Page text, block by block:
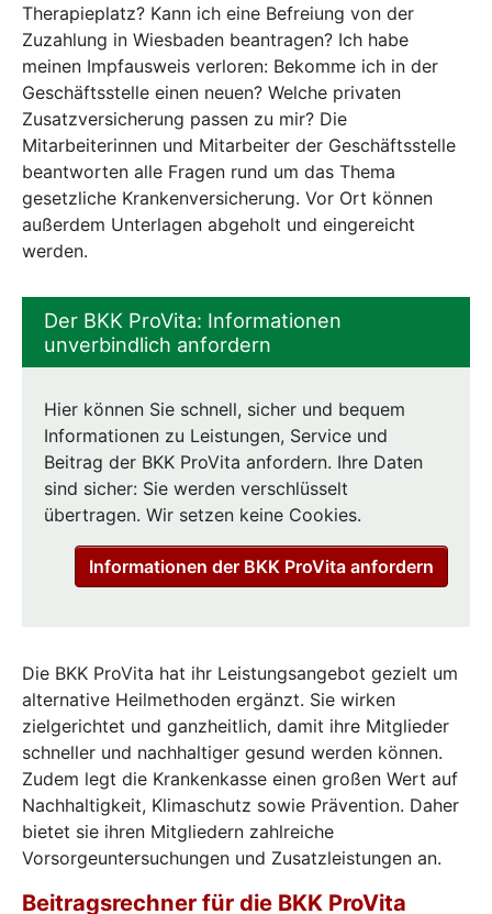
Therapieplatz? Kann ich eine Befreiung von der
Zuzahlung in Wiesbaden beantragen? Ich habe
meinen Impfausweis verloren: Bekomme ich in der
Geschäftsstelle einen neuen? Welche privaten
Zusatzversicherung passen zu mir? Die
Mitarbeiterinnen und Mitarbeiter der Geschäftsstelle
beantworten alle Fragen rund um das Thema
gesetzliche Krankenversicherung. Vor Ort können
außerdem Unterlagen abgeholt und eingereicht
werden.
Der BKK ProVita: Informationen
unverbindlich anfordern
Hier können Sie schnell, sicher und bequem
Informationen zu Leistungen, Service und
Beitrag der BKK ProVita anfordern. Ihre Daten
sind sicher: Sie werden verschlüsselt
übertragen. Wir setzen keine Cookies.
Informationen der BKK ProVita anfordern
Die BKK ProVita hat ihr Leistungsangebot gezielt um
alternative Heilmethoden ergänzt. Sie wirken
zielgerichtet und ganzheitlich, damit ihre Mitglieder
schneller und nachhaltiger gesund werden können.
Zudem legt die Krankenkasse einen großen Wert auf
Nachhaltigkeit, Klimaschutz sowie Prävention. Daher
bietet sie ihren Mitgliedern zahlreiche
Vorsorgeuntersuchungen und Zusatzleistungen an.